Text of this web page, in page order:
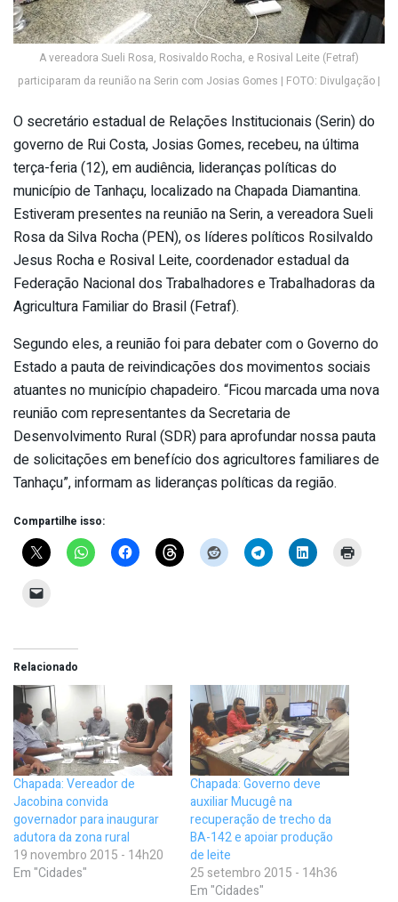
A vereadora Sueli Rosa, Rosivaldo Rocha, e Rosival Leite (Fetraf)
participaram da reunião na Serin com Josias Gomes | FOTO: Divulgação |
O secretário estadual de Relações Institucionais (Serin) do
governo de Rui Costa, Josias Gomes, recebeu, na última
terça-feria (12), em audiência, lideranças políticas do
município de Tanhaçu, localizado na Chapada Diamantina.
Estiveram presentes na reunião na Serin, a vereadora Sueli
Rosa da Silva Rocha (PEN), os líderes políticos Rosilvaldo
Jesus Rocha e Rosival Leite, coordenador estadual da
Federação Nacional dos Trabalhadores e Trabalhadoras da
Agricultura Familiar do Brasil (Fetraf).
Segundo eles, a reunião foi para debater com o Governo do
Estado a pauta de reivindicações dos movimentos sociais
atuantes no município chapadeiro. “Ficou marcada uma nova
reunião com representantes da Secretaria de
Desenvolvimento Rural (SDR) para aprofundar nossa pauta
de solicitações em benefício dos agricultores familiares de
Tanhaçu”, informam as lideranças políticas da região.
Compartilhe isso:
Relacionado
Chapada: Vereador de
Jacobina convida
governador para inaugurar
adutora da zona rural
19 novembro 2015 - 14h20
Em "Cidades"
Chapada: Governo deve
auxiliar Mucugê na
recuperação de trecho da
BA-142 e apoiar produção
de leite
25 setembro 2015 - 14h36
Em "Cidades"